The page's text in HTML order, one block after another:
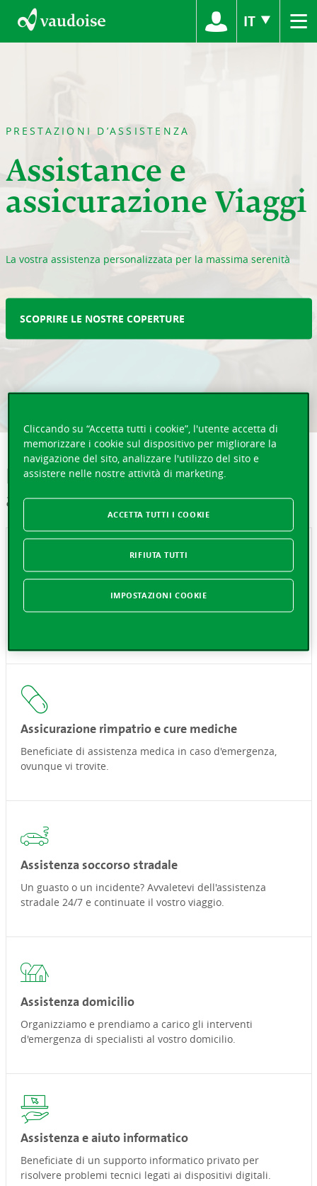
IT ≡
PRESTAZIONI D’ASSISTENZA
Assistance e
assicurazione Viaggi
La vostra assistenza personalizzata per la massima serenità
SCOPRIRE LE NOSTRE COPERTURE
Le nostre coperture Assistance e
assicurazione Viaggi
Assicurazione viaggio e annullamento
Non lasciate che un imprevisto rovini i vostri progetti di
Assicurazione rimpatrio e cure mediche
Beneficiate di assistenza medica in caso d'emergenza,
ovunque vi trovite.
Assistenza soccorso stradale
Un guasto o un incidente? Avvaletevi dell'assistenza
stradale 24/7 e continuate il vostro viaggio.
Assistenza domicilio
Organizziamo e prendiamo a carico gli interventi
d'emergenza di specialisti al vostro domicilio.
Assistenza e aiuto informatico
Beneficiate di un supporto informatico privato per
risolvere problemi tecnici legati ai dispositivi digitali.
Cliccando su “Accetta tutti i cookie”, l'utente accetta di
memorizzare i cookie sul dispositivo per migliorare la
navigazione del sito, analizzare l'utilizzo del sito e
assistere nelle nostre attività di marketing.
RIFIUTA TUTTI
ACCETTA TUTTI I COOKIE
IMPOSTAZIONI COOKIE